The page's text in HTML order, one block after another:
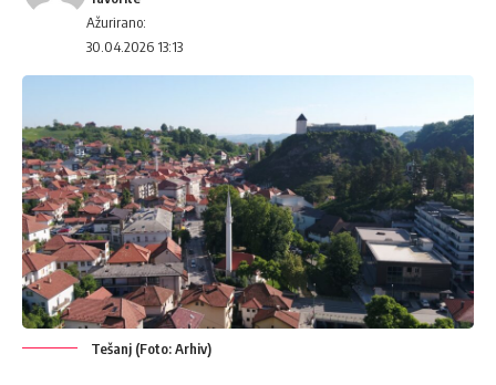
Ažurirano:
30.04.2026 13:13
Tešanj (Foto: Arhiv)